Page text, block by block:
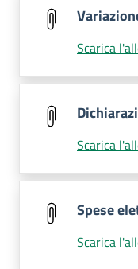
Scarica
Scarica
Spese
Scarica